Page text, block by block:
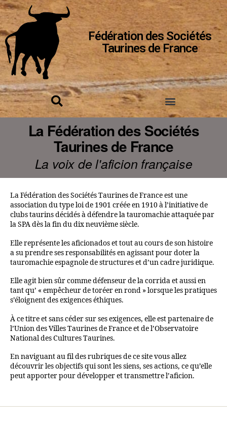
Fédération des Sociétés
Taurines de France
La Fédération des Sociétés
Taurines de France
La voix de l'aficion française
La Fédération des Sociétés Taurines de France est une
association du type loi de 1901 créée en 1910 à l’initiative de
clubs taurins décidés à défendre la tauromachie attaquée par
la SPA dès la fin du dix neuvième siècle.
Elle représente les aficionados et tout au cours de son histoire
a su prendre ses responsabilités en agissant pour doter la
tauromachie espagnole de structures et d’un cadre juridique.
Elle agit bien sûr comme défenseur de la corrida et aussi en
tant qu’ « empêcheur de toréer en rond » lorsque les pratiques
s’éloignent des exigences éthiques.
À ce titre et sans céder sur ses exigences, elle est partenaire de
l’Union des Villes Taurines de France et de l’Observatoire
National des Cultures Taurines.
En naviguant au fil des rubriques de ce site vous allez
découvrir les objectifs qui sont les siens, ses actions, ce qu’elle
peut apporter pour développer et transmettre l’aficion.